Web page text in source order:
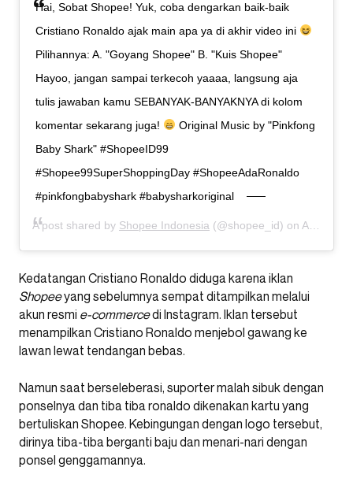
Hai, Sobat Shopee! Yuk, coba dengarkan baik-baik
Cristiano Ronaldo ajak main apa ya di akhir video ini
Pilihannya: A. "Goyang Shopee" B. "Kuis Shopee"
Hayoo, jangan sampai terkecoh yaaaa, langsung aja
tulis jawaban kamu SEBANYAK-BANYAKNYA di kolom
komentar sekarang juga!
Original Music by "Pinkfong
Baby Shark" #ShopeeID99
#Shopee99SuperShoppingDay #ShopeeAdaRonaldo
#pinkfongbabyshark #babysharkoriginal
A post shared by Shopee Indonesia (@shopee_id) on Aug 20, 2019 at 6:45pm PDT
Kedatangan Cristiano Ronaldo diduga karena iklan
Shopeeyang sebelumnya sempat ditampilkan melalui
akun resmi e-commercedi Instagram. Iklan tersebut
menampilkan Cristiano Ronaldo menjebol gawang ke
lawan lewat tendangan bebas.
Namun saat berseleberasi, suporter malah sibuk dengan
ponselnya dan tiba tiba ronaldo dikenakan kartu yang
bertuliskan Shopee. Kebingungan dengan logo tersebut,
dirinya tiba-tiba berganti baju dan menari-nari dengan
ponsel genggamannya.